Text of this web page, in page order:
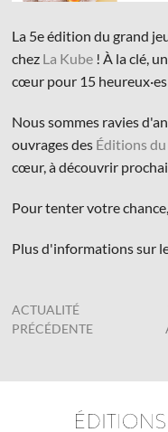
© Les Éditions du
42 rue Planchat 75020
Fondatrice :
Sophie Caillat
La 5e édition du grand
chez La Kube! À la clé,
cœur pour 15 heureux·es
Nous sommes ravies
ouvrages des Éditions
cœur, à découvrir
Pour tenter votre
Plus d'informations sur
ACTUALITÉ
PRÉCÉDENTE